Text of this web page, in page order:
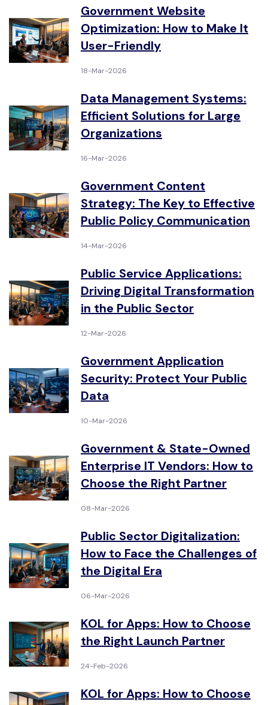
Government Website
Optimization: How to Make It
User-Friendly
18-Mar-2026
Data Management Systems:
Efficient Solutions for Large
Organizations
16-Mar-2026
Government Content
Strategy: The Key to Effective
Public Policy Communication
14-Mar-2026
Public Service Applications:
Driving Digital Transformation
in the Public Sector
12-Mar-2026
Government Application
Security: Protect Your Public
Data
10-Mar-2026
Government & State-Owned
Enterprise IT Vendors: How to
Choose the Right Partner
08-Mar-2026
Public Sector Digitalization:
How to Face the Challenges of
the Digital Era
06-Mar-2026
KOL for Apps: How to Choose
the Right Launch Partner
24-Feb-2026
KOL for Apps: How to Choose